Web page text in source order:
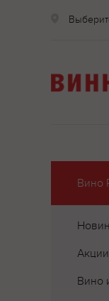
Вино
Акции
Вино